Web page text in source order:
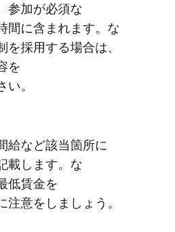
参加が​必須な​
間に​含まれます。​な​
を​採用する​場合は、​
を​
。
給など​該当箇所に​
載します。​な​
低賃金を​
注意を​しましょう。